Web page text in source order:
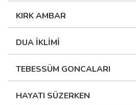
KIRK AMBAR
DUA İKLİMİ
TEBESSÜM GONCALARI
HAYATI SÜZERKEN